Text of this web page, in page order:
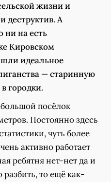
жизни и
деструктив. А
ни на есть
Кировском
идеальное
— старинную
городки.
посёлок
Постоянно здесь
чуть более
активно работает
ребятня нет-нет да и
разбить, то ещё как-